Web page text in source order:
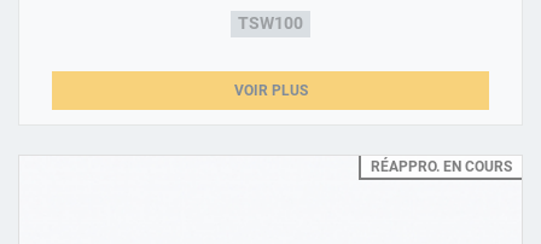
TSW100
VOIR PLUS
RÉAPPRO. EN COURS